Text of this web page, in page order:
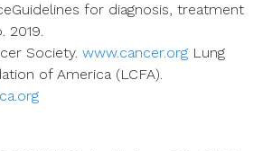
for diagnosis, treatment
2019.
Society. www.cancer.org Lung
of America (LCFA).